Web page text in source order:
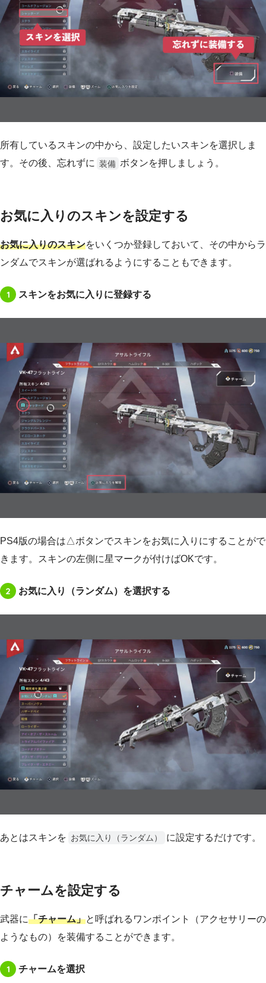
所有しているスキンの中から、設定したいスキンを選択しま
す。その後、忘れずに 装備 ボタンを押しましょう。
お気に入りのスキンを設定する
お気に入りのスキンをいくつか登録しておいて、その中からラ
ンダムでスキンが選ばれるようにすることもできます。
1 スキンをお気に入りに登録する
PS4版の場合は△ボタンでスキンをお気に入りにすることがで
きます。スキンの左側に星マークが付けばOKです。
2 お気に入り（ランダム）を選択する
あとはスキンを お気に入り（ランダム） に設定するだけです。
チャームを設定する
武器に「チャーム」と呼ばれるワンポイント（アクセサリーの
ようなもの）を装備することができます。
1 チャームを選択